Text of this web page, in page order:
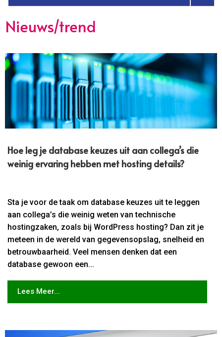
Nieuws/trend
Hoe leg je database keuzes uit aan collega’s die
weinig ervaring hebben met hosting details?
Sta je voor de taak om database keuzes uit te leggen
aan collega’s die weinig weten van technische
hostingzaken, zoals bij WordPress hosting? Dan zit je
meteen in de wereld van gegevensopslag, snelheid en
betrouwbaarheid. Veel mensen denken dat een
database gewoon een...
Lees Meer...